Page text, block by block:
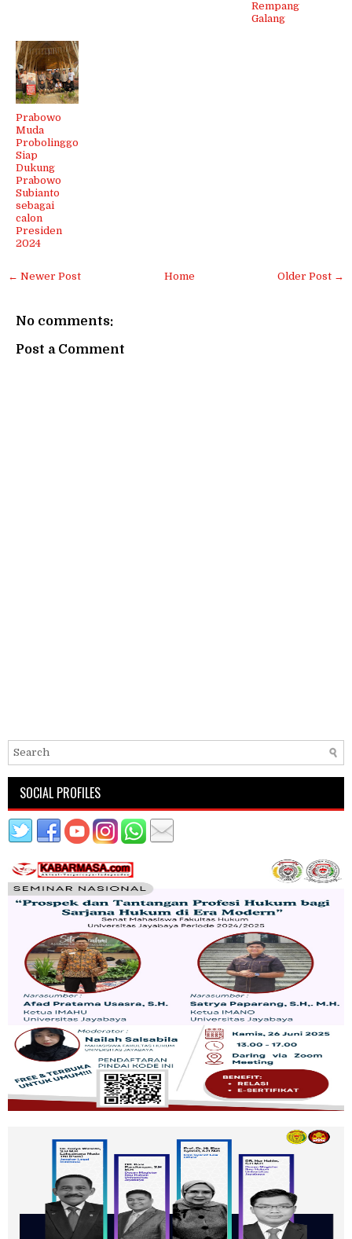
Rempang
Galang
Prabowo
Muda
Probolinggo
Siap
Dukung
Prabowo
Subianto
sebagai
calon
Presiden
2024
← Newer Post Older Post →
Home
No comments:
Post a Comment
SOCIAL PROFILES